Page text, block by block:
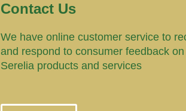
Contact Us
We have online customer service to
and respond to consumer feedback on
Serelia products and services